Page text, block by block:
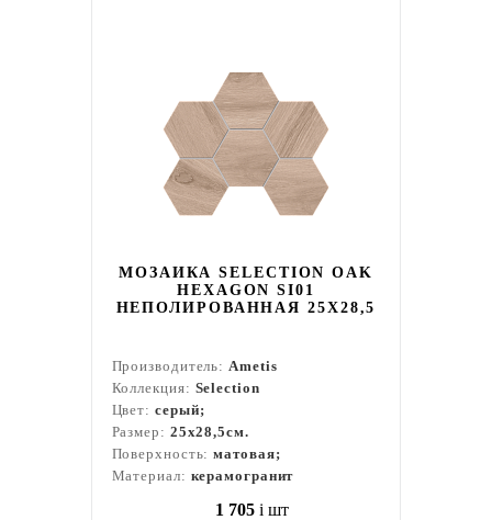
МОЗАИКА SELECTION OAK
HEXAGON SI01
НЕПОЛИРОВАННАЯ 25X28,5
Производитель:Ametis
Коллекция: Selection
Цвет: серый;
Размер: 25x28,5см.
Поверхность:матовая;
Материал: керамогранит
1 705 i шт